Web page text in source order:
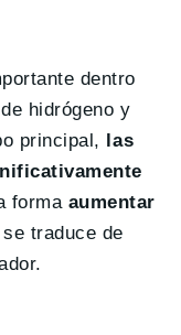
dentro
hidrógeno y
principal, las
forma aumentar
traduce de